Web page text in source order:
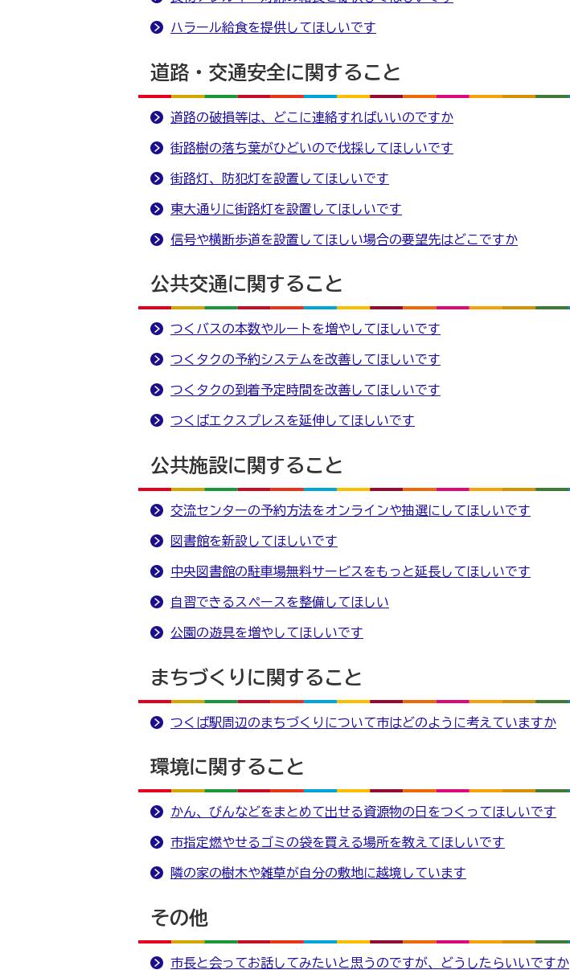
ハラール給食を提供してほしいです
道路・交通安全に関すること
道路の破損等は、どこに連絡すればいいのですか
街路樹の落ち葉がひどいので伐採してほしいです
街路灯、防犯灯を設置してほしいです
東大通りに街路灯を設置してほしいです
信号や横断歩道を設置してほしい場合の要望先はどこですか
公共交通に関すること
つくバスの本数やルートを増やしてほしいです
つくタクの予約システムを改善してほしいです
つくタクの到着予定時間を改善してほしいです
つくばエクスプレスを延伸してほしいです
公共施設に関すること
交流センターの予約方法をオンラインや抽選にしてほしいです
図書館を新設してほしいです
中央図書館の駐車場無料サービスをもっと延長してほしいです
自習できるスペースを整備してほしい
公園の遊具を増やしてほしいです
まちづくりに関すること
つくば駅周辺のまちづくりについて市はどのように考えていますか
環境に関すること
かん、びんなどをまとめて出せる資源物の日をつくってほしいです
市指定燃やせるゴミの袋を買える場所を教えてほしいです
隣の家の樹木や雑草が自分の敷地に越境しています
その他
市長と会ってお話してみたいと思うのですが、どうしたらいいですか